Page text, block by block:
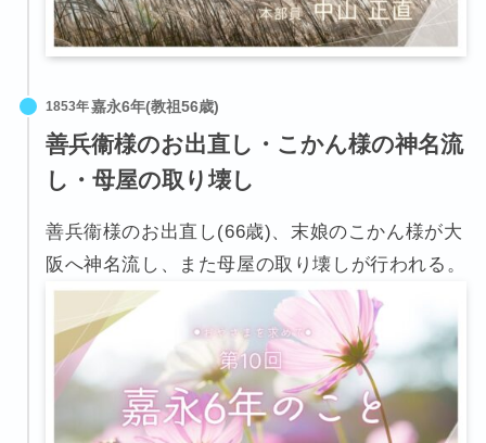
1853年
善兵衞様のお出直し・こかん様の神名流
し・母屋の取り壊し
善兵衞様のお出直し(66歳)、末娘のこかん様が大
阪へ神名流し、また母屋の取り壊しが行われる。